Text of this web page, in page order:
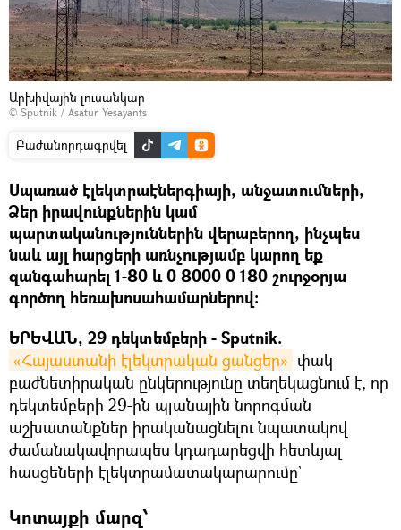
Արխիվային լուսանկար
© Sputnik / Asatur Yesayants
Բաժանորդագրվել
Սպառած էլեկտրաէներգիայի, անջատումների,
Ձեր իրավունքներին կամ
պարտականություններին վերաբերող, ինչպես
նաև այլ հարցերի առնչությամբ կարող եք
զանգահարել 1-80 և 0 8000 0 180 շուրջօրյա
գործող հեռախոսահամարներով:
ԵՐԵՎԱՆ, 29 դեկտեմբերի - Sputnik.
«Հայաստանի էլեկտրական ցանցեր» փակ
բաժնետիրական ընկերությունը տեղեկացնում է, որ
դեկտեմբերի 29-ին պլանային նորոգման
աշխատանքներ իրականացնելու նպատակով
ժամանակավորապես կդադարեցվի հետևյալ
հասցեների էլեկտրամատակարարումը`
Կոտայքի մարզ՝